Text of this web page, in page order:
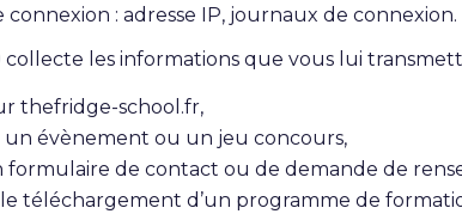
connexion : adresse IP, journaux de connexion.
collecte les informations que vous lui
thefridge-school.fr,
un évènement ou un jeu concours,
formulaire de contact ou de demande de
téléchargement d’un programme de